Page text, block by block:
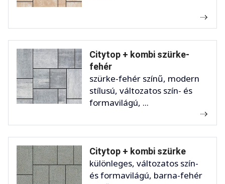
Citytop + kombi szürke-
fehér
szürke-fehér színű, modern
stílusú, változatos szín- és
formavilágú, ...
Citytop + kombi szürke
különleges, változatos szín-
és formavilágú, barna-fehér